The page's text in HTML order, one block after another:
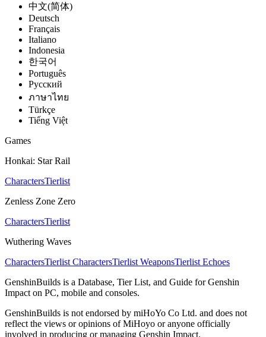
中文(简体)
Deutsch
Français
Italiano
Indonesia
한국어
Português
Pусский
ภาษาไทย
Türkçe
Tiếng Việt
Games
Honkai: Star Rail
CharactersTierlist
Zenless Zone Zero
CharactersTierlist
Wuthering Waves
CharactersTierlist CharactersTierlist WeaponsTierlist Echoes
GenshinBuilds is a Database, Tier List, and Guide for Genshin
Impact on PC, mobile and consoles.
GenshinBuilds is not endorsed by miHoYo Co Ltd. and does not
reflect the views or opinions of MiHoyo or anyone officially
involved in producing or managing Genshin Impact.